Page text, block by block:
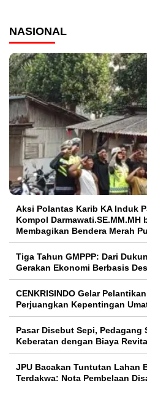
NASIONAL
Aksi Polantas Karib KA Induk
Kompol Darmawati.SE.MM.MH
Membagikan Bendera Merah
Tiga Tahun GMPPP: Dari
Gerakan Ekonomi Berbasis
CENKRISINDO Gelar
Perjuangkan Kepentingan
Pasar Disebut Sepi, Pedagang
Keberatan dengan Biaya
JPU Bacakan Tuntutan Lahan
Terdakwa: Nota Pembelaan